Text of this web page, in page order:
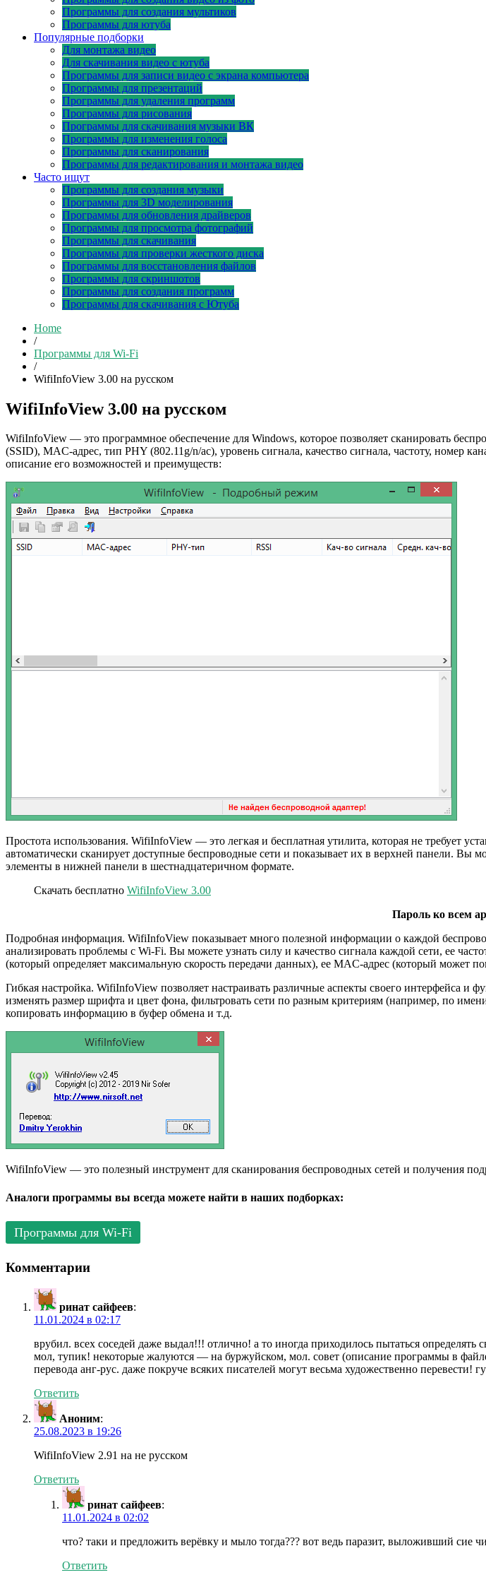
Программы для создания мультиков
Программы для ютуба
Популярные подборки
Для монтажа видео
Для скачивания видео с ютуба
Программы для записи видео с экрана компьютера
Программы для презентаций
Программы для удаления программ
Программы для рисования
Программы для скачивания музыки ВК
Программы для изменения голоса
Программы для сканирования
Программы для редактирования и монтажа видео
Часто ищут
Программы для создания музыки
Программы для 3D моделирования
Программы для обновления драйверов
Программы для просмотра фотографий
Программы для скачивания
Программы для проверки жесткого диска
Программы для восстановления файлов
Программы для скриншотов
Программы для создания программ
Программы для скачивания с Ютуба
Home
/
Программы для Wi-Fi
/
WifiInfoView 3.00 на русском
WifiInfoView 3.00 на русском
WifiInfoView — это программное обеспечение для Windows, которое позволяет сканировать
(SSID), MAC-адрес, тип PHY (802.11g/n/ac), уровень сигнала, качество сигнала, частоту, номер
описание его возможностей и преимуществ:
Простота использования. WifiInfoView — это легкая и бесплатная утилита, которая не требует
автоматически сканирует доступные беспроводные сети и показывает их в верхней панели.
элементы в нижней панели в шестнадцатеричном формате.
Скачать бесплатно WifiInfoView 3.00
Пароль ко всем
Подробная информация. WifiInfoView показывает много полезной информации о каждой
анализировать проблемы с Wi-Fi. Вы можете узнать силу и качество сигнала каждой сети, ее
(который определяет максимальную скорость передачи данных), ее MAC-адрес (который может
Гибкая настройка. WifiInfoView позволяет настраивать различные аспекты своего интерфейса
изменять размер шрифта и цвет фона, фильтровать сети по разным критериям (например, по
копировать информацию в буфер обмена и т.д.
WifiInfoView — это полезный инструмент для сканирования беспроводных сетей и получения
Аналоги программы вы всегда можете найти в наших подборках:
Программы для Wi-Fi
Комментарии
ринат сайфеев:
11.01.2024 в 02:17
врубил. всех соседей даже выдал!!! отлично! а то иногда приходилось пытаться
мол, тупик! некоторые жалуются — на буржуйском, мол. совет (описание программы в
перевода анг-рус. даже покруче всяких писателей могут весьма художественно
Ответить
Аноним:
25.08.2023 в 19:26
WifiInfoView 2.91 на не русском
Ответить
ринат сайфеев:
11.01.2024 в 02:02
что? таки и предложить верёвку и мыло тогда??? вот ведь паразит, выложивший сие
Ответить